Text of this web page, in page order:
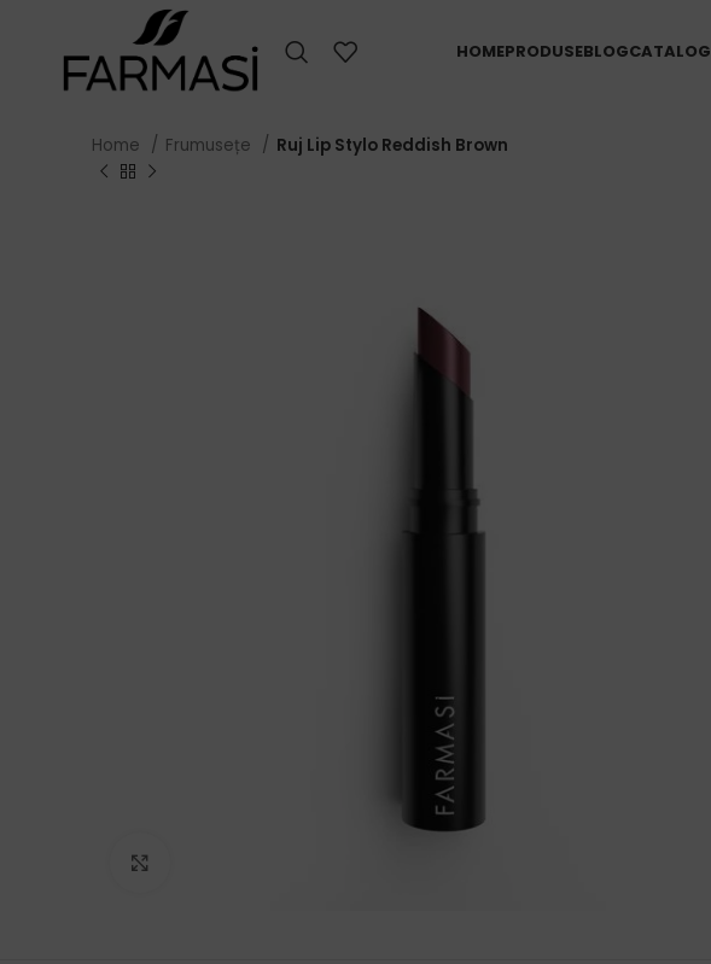
HOMEPRODUSEBLOGCATALOG
Home Frumusețe Ruj Lip Stylo Reddish Brown